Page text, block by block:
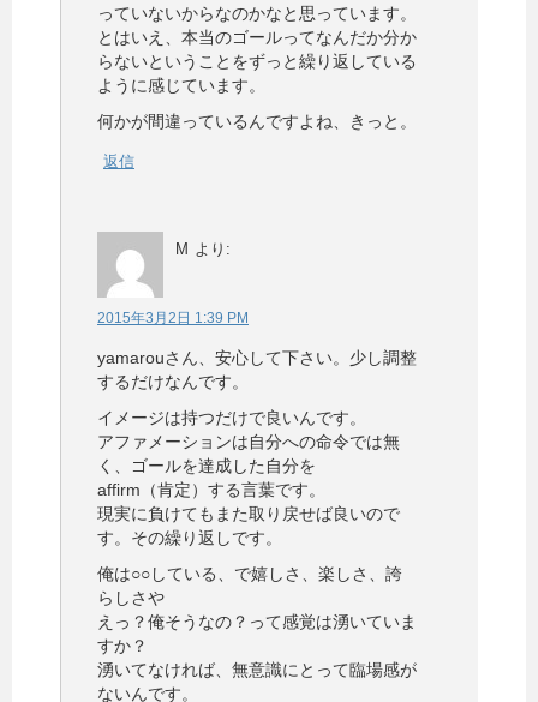
っていないからなのかなと思っています。
とはいえ、本当のゴールってなんだか分か
らないということをずっと繰り返している
ように感じています。
何かが間違っているんですよね、きっと。
返信
M より:
2015年3月2日 1:39 PM
yamarouさん、安心して下さい。少し調整
するだけなんです。
イメージは持つだけで良いんです。
アファメーションは自分への命令では無
く、ゴールを達成した自分を
affirm（肯定）する言葉です。
現実に負けてもまた取り戻せば良いので
す。その繰り返しです。
俺は○○している、で嬉しさ、楽しさ、誇
らしさや
えっ？俺そうなの？って感覚は湧いていま
すか？
湧いてなければ、無意識にとって臨場感が
ないんです。